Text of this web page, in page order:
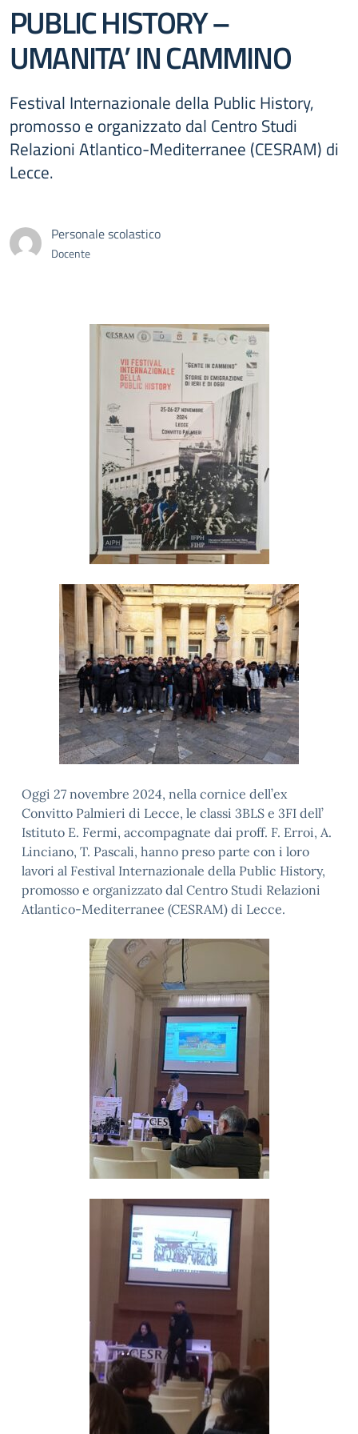
PUBLIC HISTORY –
UMANITA’ IN CAMMINO
Festival Internazionale della Public History,
promosso e organizzato dal Centro Studi
Relazioni Atlantico-Mediterranee (CESRAM) di
Lecce.
Personale scolastico
Docente
Oggi 27 novembre 2024, nella cornice dell’ex
Convitto Palmieri di Lecce, le classi 3BLS e 3FI dell’
Istituto E. Fermi, accompagnate dai proff. F. Erroi, A.
Linciano, T. Pascali, hanno preso parte con i loro
lavori al Festival Internazionale della Public History,
promosso e organizzato dal Centro Studi Relazioni
Atlantico-Mediterranee (CESRAM) di Lecce.